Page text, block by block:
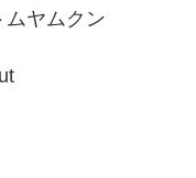
ムヤムクン